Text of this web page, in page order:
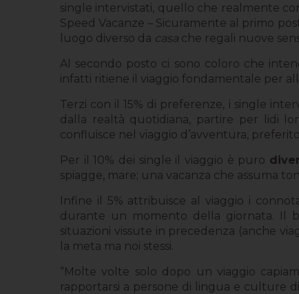
single intervistati, quello che realmente
Speed Vacanze – Sicuramente al primo
luogo diverso da casa che regali nuove
Al secondo posto ci sono coloro che
infatti ritiene il viaggio fondamentale per
Terzi con il 15% di preferenze, i single
dalla realtà quotidiana, partire per lidi
confluisce nel viaggio d’avventura,
Per il 10% dei single il viaggio è puro
spiagge, mare; una vacanza che assuma
Infine il 5% attribuisce al viaggio i
durante un momento della giornata. Il
situazioni vissute in precedenza (anche
la meta ma noi stessi.
“Molte volte solo dopo un viaggio
rapportarsi a persone di lingua e culture